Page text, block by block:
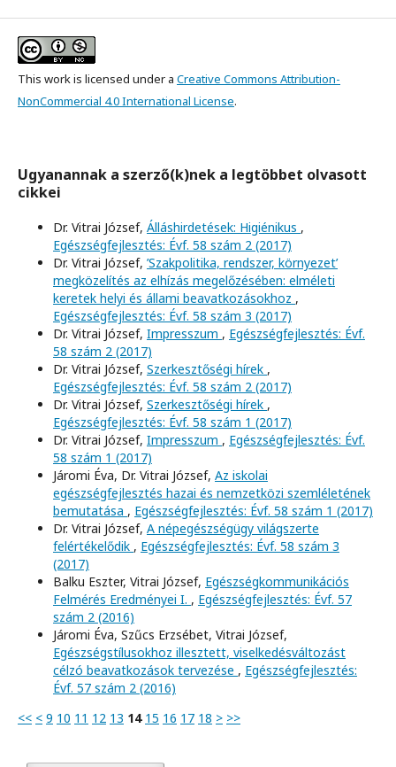
This work is licensed under a Creative Commons Attribution-
NonCommercial 4.0 International License.
Ugyanannak a szerző(k)nek a legtöbbet olvasott
cikkei
Dr. Vitrai József, Álláshirdetések: Higiénikus ,
Egészségfejlesztés: Évf. 58 szám 2 (2017)
Dr. Vitrai József, ’Szakpolitika, rendszer, környezet’
megközelítés az elhízás megelőzésében: elméleti
keretek helyi és állami beavatkozásokhoz ,
Egészségfejlesztés: Évf. 58 szám 3 (2017)
Dr. Vitrai József, Impresszum , Egészségfejlesztés: Évf.
58 szám 2 (2017)
Dr. Vitrai József, Szerkesztőségi hírek ,
Egészségfejlesztés: Évf. 58 szám 2 (2017)
Dr. Vitrai József, Szerkesztőségi hírek ,
Egészségfejlesztés: Évf. 58 szám 1 (2017)
Dr. Vitrai József, Impresszum , Egészségfejlesztés: Évf.
58 szám 1 (2017)
Járomi Éva, Dr. Vitrai József, Az iskolai
egészségfejlesztés hazai és nemzetközi szemléletének
bemutatása , Egészségfejlesztés: Évf. 58 szám 1 (2017)
Dr. Vitrai József, A népegészségügy világszerte
felértékelődik , Egészségfejlesztés: Évf. 58 szám 3
(2017)
Balku Eszter, Vitrai József, Egészségkommunikációs
Felmérés Eredményei I. , Egészségfejlesztés: Évf. 57
szám 2 (2016)
Járomi Éva, Szűcs Erzsébet, Vitrai József,
Egészségstílusokhoz illesztett, viselkedésváltozást
célzó beavatkozások tervezése , Egészségfejlesztés:
Évf. 57 szám 2 (2016)
<< < 9 10 11 12 13 14 15 16 17 18 > >>